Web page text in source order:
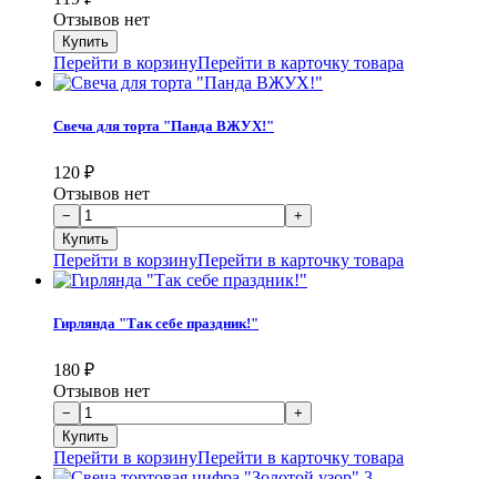
Отзывов нет
Перейти в корзинуПерейти в карточку товара
Свеча для торта "Панда ВЖУХ!"
120 ₽
Отзывов нет
Перейти в корзинуПерейти в карточку товара
Гирлянда "Так себе праздник!"
180 ₽
Отзывов нет
Перейти в корзинуПерейти в карточку товара